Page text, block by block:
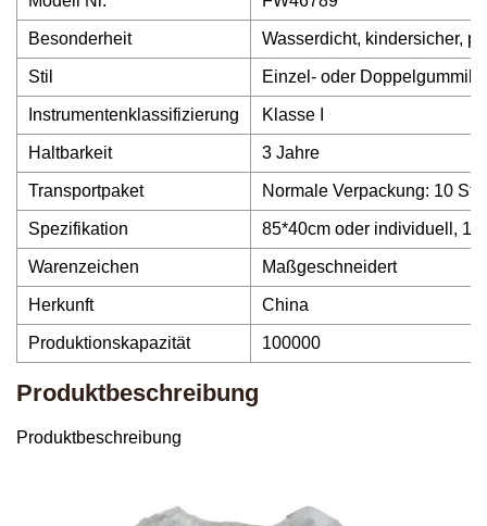
Besonderheit Wasserdicht, kindersicher,
Stil Einzel- oder
Instrumentenklassifizierung Klasse I
Haltbarkeit 3 Jahre
Transportpaket Normale Verpackung: 10
Spezifikation 85*40cm oder individuell,
Warenzeichen Maßgeschneidert
Herkunft China
Produktionskapazität 100000
Produktbeschreibung
Produktbeschreibung